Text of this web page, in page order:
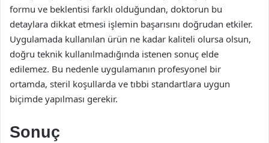
formu ve beklentisi farklı olduğundan, doktorun bu
detaylara dikkat etmesi işlemin başarısını doğrudan etkiler.
Uygulamada kullanılan ürün ne kadar kaliteli olursa olsun,
doğru teknik kullanılmadığında istenen sonuç elde
edilemez. Bu nedenle uygulamanın profesyonel bir
ortamda, steril koşullarda ve tıbbi standartlara uygun
biçimde yapılması gerekir.
Sonuç